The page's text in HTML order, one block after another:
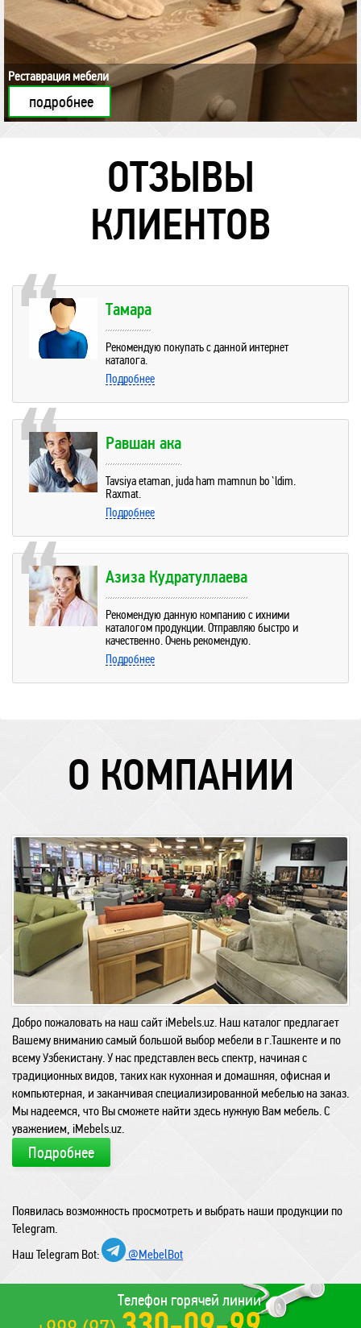
Реставрация мебели
подробнее
ОТЗЫВЫ
КЛИЕНТОВ
Тамара
Рекомендую покупать с данной интернет
каталога.
Подробнее
Равшан ака
Tavsiya etaman, juda ham mamnun bo`ldim.
Raxmat.
Подробнее
Азиза Кудратуллаева
Рекомендую данную компанию с ихними
каталогом продукции. Отправляю быстро и
качественно. Очень рекомендую.
Подробнее
О КОМПАНИИ
Добро пожаловать на наш сайт iMebels.uz. Наш каталог предлагает
Вашему вниманию самый большой выбор мебели в г.Ташкенте и по
всему Узбекистану. У нас представлен весь спектр, начиная с
традиционных видов, таких как кухонная и домашняя, офисная и
компьютерная, и заканчивая специализированной мебелью на заказ.
Мы надеемся, что Вы сможете найти здесь нужную Вам мебель. С
уважением, iMebels.uz.
Подробнее
Появилась возможность просмотреть и выбрать наши продукции по
Telegram.
Наш Telegram Bot:
@MebelBot
Телефон горячей линии